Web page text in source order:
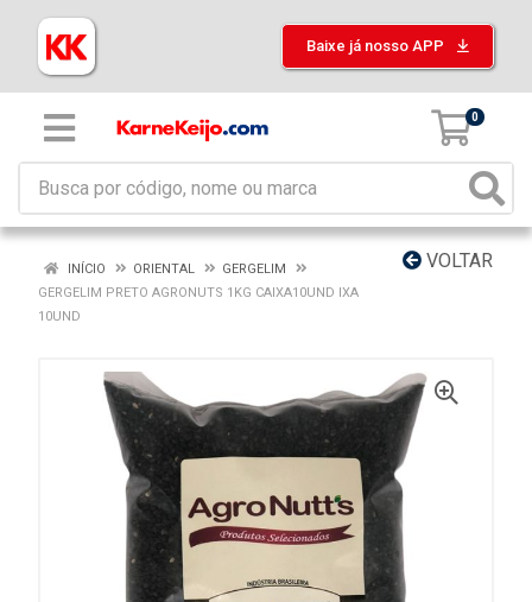
Baixe já nosso APP
0
VOLTAR
INÍCIO ORIENTAL
GERGELIM
GERGELIM PRETO AGRONUTS 1KG CAIXA10UND IXA
10UND